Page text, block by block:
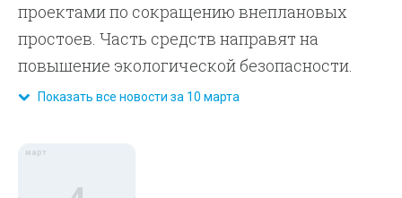
проектами по сокращению внеплановых
простоев. Часть средств направят на
повышение экологической безопасности.
Показать все новости за 10 марта
март